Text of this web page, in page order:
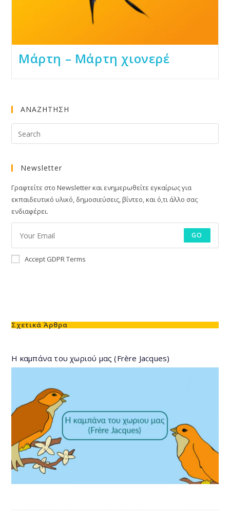
Μάρτη – Μάρτη χιονερέ
ΑΝΑΖΗΤΗΣΗ
Newsletter
Γραφτείτε στο Newsletter και ενημερωθείτε εγκαίρως για
εκπαιδευτικό υλικό, δημοσιεύσεις, βίντεο, και ό,τι άλλο σας
ενδιαφέρει.
GO
Accept GDPR Terms
Σχετικά Άρθρα
Η καμπάνα του χωριού μας (Frère Jacques)